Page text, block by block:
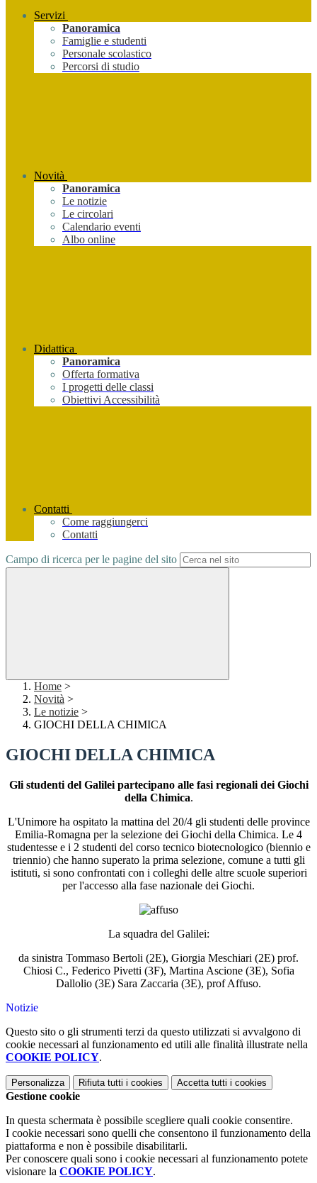
Servizi
Panoramica
Famiglie e studenti
Personale scolastico
Percorsi di studio
Novità
Panoramica
Le notizie
Le circolari
Calendario eventi
Albo online
Didattica
Panoramica
Offerta formativa
I progetti delle classi
Obiettivi Accessibilità
Contatti
Come raggiungerci
Contatti
Campo di ricerca per le pagine del sito
Home >
Novità >
Le notizie >
GIOCHI DELLA CHIMICA
GIOCHI DELLA CHIMICA
Gli studenti del Galilei partecipano alle fasi regionali dei Giochi
della Chimica.
L'Unimore ha ospitato la mattina del 20/4 gli studenti delle province
Emilia-Romagna per la selezione dei Giochi della Chimica. Le 4
studentesse e i 2 studenti del corso tecnico biotecnologico (biennio e
triennio) che hanno superato la prima selezione, comune a tutti gli
istituti, si sono confrontati con i colleghi delle altre scuole superiori
per l'accesso alla fase nazionale dei Giochi.
La squadra del Galilei:
da sinistra Tommaso Bertoli (2E), Giorgia Meschiari (2E) prof.
Chiosi C., Federico Pivetti (3F), Martina Ascione (3E), Sofia
Dallolio (3E) Sara Zaccaria (3E), prof Affuso.
Notizie
Questo sito o gli strumenti terzi da questo utilizzati si avvalgono di
cookie necessari al funzionamento ed utili alle finalità illustrate nella
COOKIE POLICY.
Personalizza Rifiuta tutti i cookies Accetta tutti i cookies
Gestione cookie
In questa schermata è possibile scegliere quali cookie consentire.
I cookie necessari sono quelli che consentono il funzionamento della
piattaforma e non è possibile disabilitarli.
Per conoscere quali sono i cookie necessari al funzionamento potete
visionare la COOKIE POLICY.